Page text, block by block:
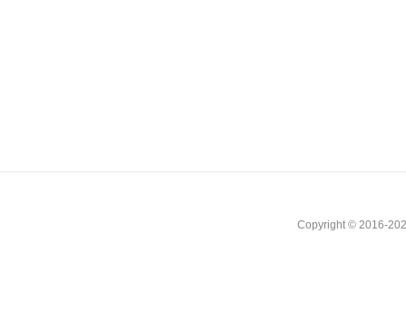
Copyright © 2016-